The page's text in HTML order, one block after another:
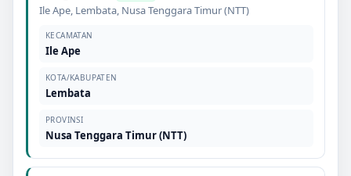
Ile Ape, Lembata, Nusa Tenggara Timur (NTT)
KECAMATAN
Ile Ape
KOTA/KABUPATEN
Lembata
PROVINSI
Nusa Tenggara Timur (NTT)